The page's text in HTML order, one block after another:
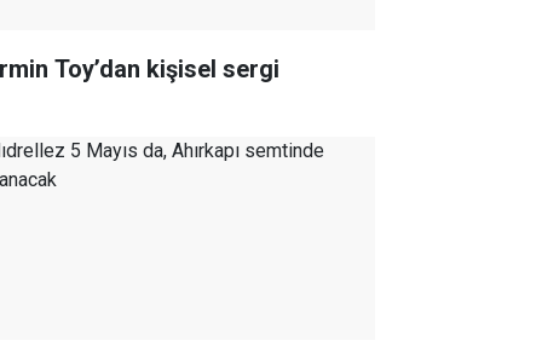
Toy’dan kişisel sergi